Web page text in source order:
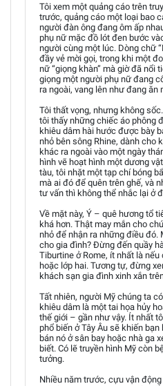
Tôi xem một quảng cáo trên
trước, quảng cáo một loại bao
người đàn ông đang ôm ấp
phụ nữ mặc đồ lót đen bước
người cùng một lúc. Dòng chữ
đầy vẻ mời gọi, trong khi một
nữ “giọng khàn” mà giờ đã nổi
giọng một người phụ nữ đang
ra ngoài, vang lên như đang ăn
Tôi thất vọng, nhưng không
tôi thấy những chiếc áo phông
khiêu dâm hài hước được bày
nhỏ bên sông Rhine, dành cho
khác ra ngoài vào một ngày
hình vẽ hoạt hình một dương
tàu, tôi nhặt một tạp chí bóng
mà ai đó để quên trên ghế, và
tư vấn thì không thể nhắc lại ở
Về mặt này, Ý – quê hương tổ
khá hơn. Thật may mắn cho
nhỏ để nhận ra những điều đó.
cho gia đình? Đừng đến quầy
Tiburtine ở Rome, ít nhất là
hoặc lớp hai. Tương tự, đừng
khách sạn gia đình xinh xắn
Tất nhiên, người Mỹ chúng ta
khiêu dâm là một tai họa hủy
thế giới – gần như vậy. Ít nhất
phổ biến ở Tây Âu sẽ khiến
bán nó ở sân bay hoặc nhà ga
biết. Có lẽ truyền hình Mỹ còn
tưởng.
Nhiều năm trước, cựu vận